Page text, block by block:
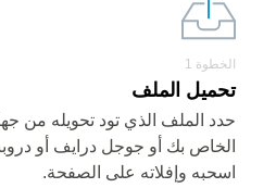
الخطوة 1
تحميل الملف
حدد الملف الذي تود تحويله من
الخاص بك أو جوجل درايف أو
اسحبه وإفلاته على الصفحة.